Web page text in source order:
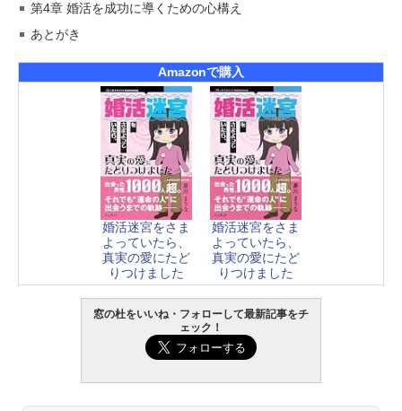
第4章 婚活を成功に導くための心構え
あとがき
Amazonで購入
婚活迷宮をさま
よっていたら、
真実の愛にたど
りつけました
婚活迷宮をさま
よっていたら、
真実の愛にたど
りつけました
窓の杜をいいね・フォローして最新記事をチ
ェック！